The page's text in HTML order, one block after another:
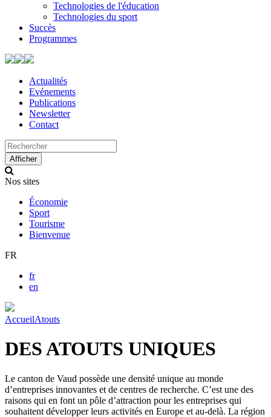
Technologies de l'éducation
Technologies du sport
Succès
Programmes
Actualités
Evénements
Publications
Newsletter
Contact
Search
up
devices
users
touch
and
swipe
Afficher
Nos sites
Économie
Sport
Tourisme
Bienvenue
FR
fr
en
AccueilAtouts
DES ATOUTS UNIQUES
Le canton de Vaud possède une densité unique au monde
d’entreprises innovantes et de centres de recherche. C’est une des
raisons qui en font un pôle d’attraction pour les entreprises qui
souhaitent développer leurs activités en Europe et au-delà. La région